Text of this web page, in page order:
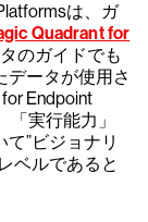
は、ガ
Quadrant for
のガイドでも
データが使用さ
Endpoint
実行能力」
”ビジョナリ
ベルであると